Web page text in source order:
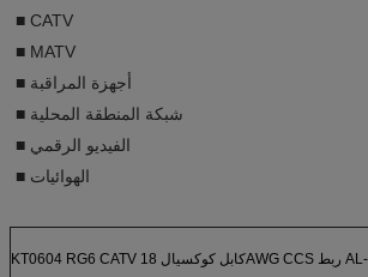
■ CATV
■ MATV
■ أجهزة المراقبة
■ شبكة المنطقة المحلية
■ الفيديو الرقمي
■ الهوائيات